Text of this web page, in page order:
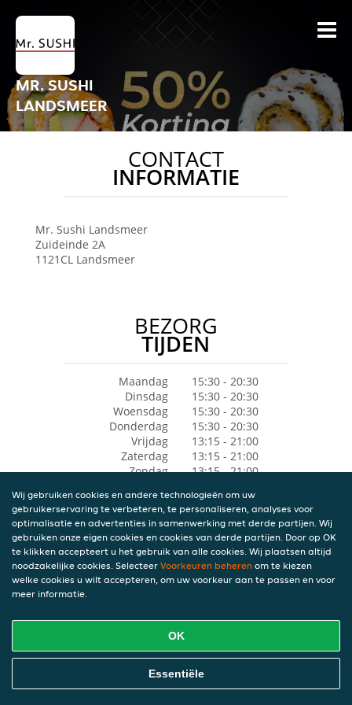
MR. SUSHI
LANDSMEER
CONTACT
INFORMATIE
Mr. Sushi Landsmeer
Zuideinde 2A
1121CL Landsmeer
BEZORG
TIJDEN
Maandag
15:30 - 20:30
Dinsdag
15:30 - 20:30
Woensdag
15:30 - 20:30
Donderdag
15:30 - 20:30
Vrijdag
13:15 - 21:00
Zaterdag
13:15 - 21:00
Zondag
13:15 - 21:00
Wij gebruiken cookies en andere technologieën om uw
gebruikerservaring te verbeteren, te personaliseren, analyses voor
optimalisatie en advertenties in samenwerking met derde partijen. Wij
gebruiken onze eigen cookies en cookies van derde partijen. Door op OK
te klikken accepteert u het gebruik van alle cookies. Wij plaatsen altijd
noodzakelijke cookies. Selecteer Voorkeuren beheren om te kiezen
welke cookies u wilt accepteren, om uw voorkeur aan te passen en voor
meer informatie.
OK
Essentiële